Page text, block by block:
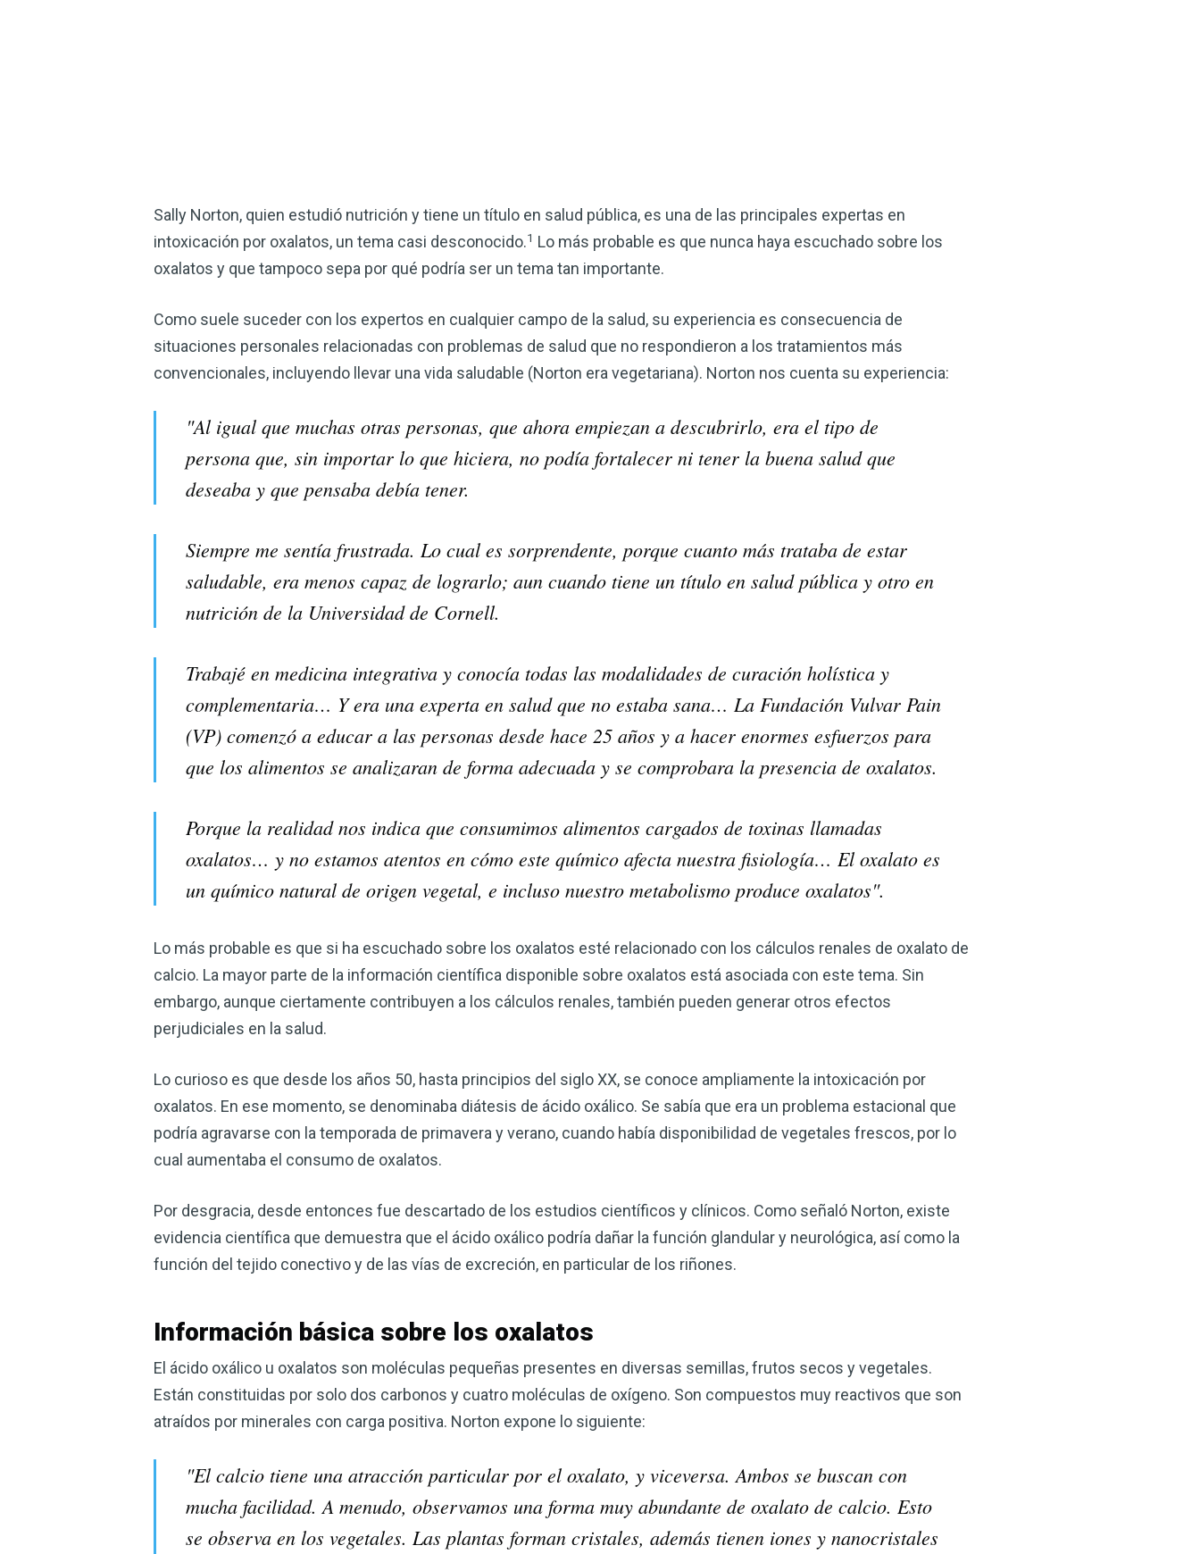
Sally Norton, quien estudió nutrición y tiene un título en salud pública, es una de las principales expertas en
intoxicación por oxalatos, un tema casi desconocido.1 Lo más probable es que nunca haya escuchado sobre los
oxalatos y que tampoco sepa por qué podría ser un tema tan importante.
Como suele suceder con los expertos en cualquier campo de la salud, su experiencia es consecuencia de
situaciones personales relacionadas con problemas de salud que no respondieron a los tratamientos más
convencionales, incluyendo llevar una vida saludable (Norton era vegetariana). Norton nos cuenta su experiencia:
"Al igual que muchas otras personas, que ahora empiezan a descubrirlo, era el tipo de
persona que, sin importar lo que hiciera, no podía fortalecer ni tener la buena salud que
deseaba y que pensaba debía tener.
Siempre me sentía frustrada. Lo cual es sorprendente, porque cuanto más trataba de estar
saludable, era menos capaz de lograrlo; aun cuando tiene un título en salud pública y otro en
nutrición de la Universidad de Cornell.
Trabajé en medicina integrativa y conocía todas las modalidades de curación holística y
complementaria… Y era una experta en salud que no estaba sana… La Fundación Vulvar Pain
(VP) comenzó a educar a las personas desde hace 25 años y a hacer enormes esfuerzos para
que los alimentos se analizaran de forma adecuada y se comprobara la presencia de oxalatos.
Porque la realidad nos indica que consumimos alimentos cargados de toxinas llamadas
oxalatos… y no estamos atentos en cómo este químico afecta nuestra fisiología… El oxalato es
un químico natural de origen vegetal, e incluso nuestro metabolismo produce oxalatos".
Lo más probable es que si ha escuchado sobre los oxalatos esté relacionado con los cálculos renales de oxalato de
calcio. La mayor parte de la información científica disponible sobre oxalatos está asociada con este tema. Sin
embargo, aunque ciertamente contribuyen a los cálculos renales, también pueden generar otros efectos
perjudiciales en la salud.
Lo curioso es que desde los años 50, hasta principios del siglo XX, se conoce ampliamente la intoxicación por
oxalatos. En ese momento, se denominaba diátesis de ácido oxálico. Se sabía que era un problema estacional que
podría agravarse con la temporada de primavera y verano, cuando había disponibilidad de vegetales frescos, por lo
cual aumentaba el consumo de oxalatos.
Por desgracia, desde entonces fue descartado de los estudios científicos y clínicos. Como señaló Norton, existe
evidencia científica que demuestra que el ácido oxálico podría dañar la función glandular y neurológica, así como la
función del tejido conectivo y de las vías de excreción, en particular de los riñones.
Información básica sobre los oxalatos
El ácido oxálico u oxalatos son moléculas pequeñas presentes en diversas semillas, frutos secos y vegetales.
Están constituidas por solo dos carbonos y cuatro moléculas de oxígeno. Son compuestos muy reactivos que son
atraídos por minerales con carga positiva. Norton expone lo siguiente:
"El calcio tiene una atracción particular por el oxalato, y viceversa. Ambos se buscan con
mucha facilidad. A menudo, observamos una forma muy abundante de oxalato de calcio. Esto
se observa en los vegetales. Las plantas forman cristales, además tienen iones y nanocristales
Mejore su salud de forma natural con el
vinagre de sidra de manzana — Obtenga
mi guía ahora
remedios más versátiles de la naturaleza, ya sea que
quiera mejorar su digestión, reforzar la salud de su
corazón o controlar su peso, el VSM es un gran
complemento para su rutina de salud.
¡Descubra todo lo que el VSM puede hacer por su salud!